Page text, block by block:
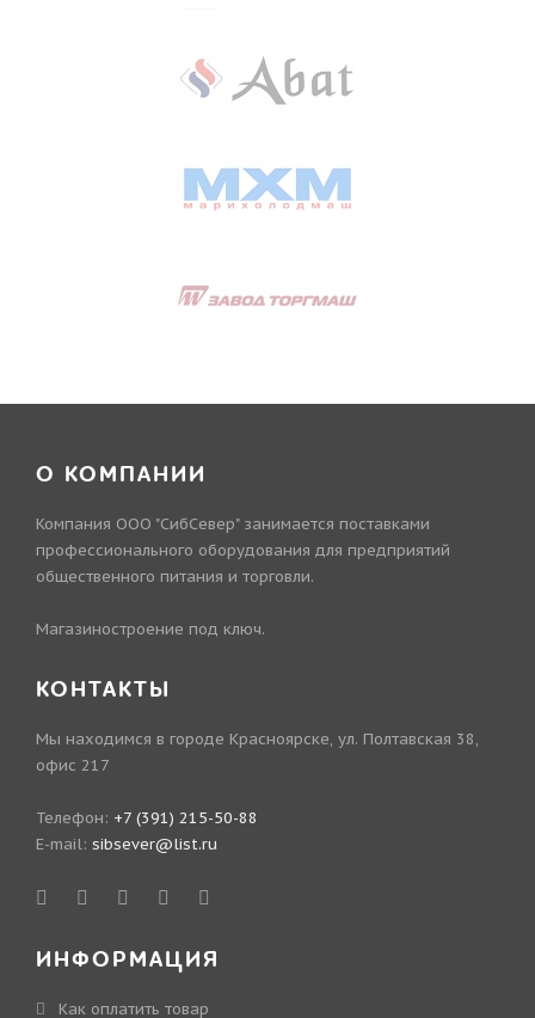
О КОМПАНИИ
Компания ООО "СибСевер" занимается поставками
профессионального оборудования для предприятий
общественного питания и торговли.
Магазиностроение под ключ.
КОНТАКТЫ
Мы находимся в городе Красноярске, ул. Полтавская 38,
офис 217
Телефон: +7 (391) 215-50-88
E-mail: sibsever@list.ru
ИНФОРМАЦИЯ
Как оплатить товар